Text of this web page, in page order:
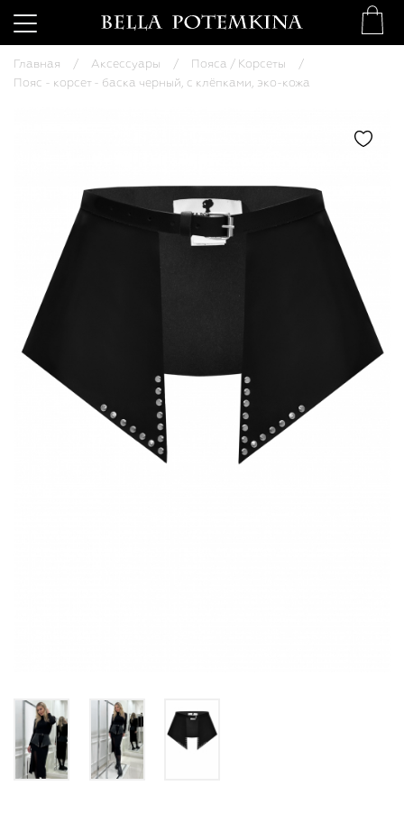
Главная Аксессуары
Пояса / Корсеты
Пояс - корсет - баска черный, с клёпками, эко-кожа